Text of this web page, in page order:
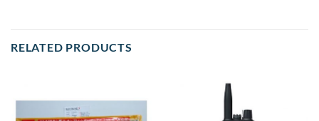
RELATED PRODUCTS